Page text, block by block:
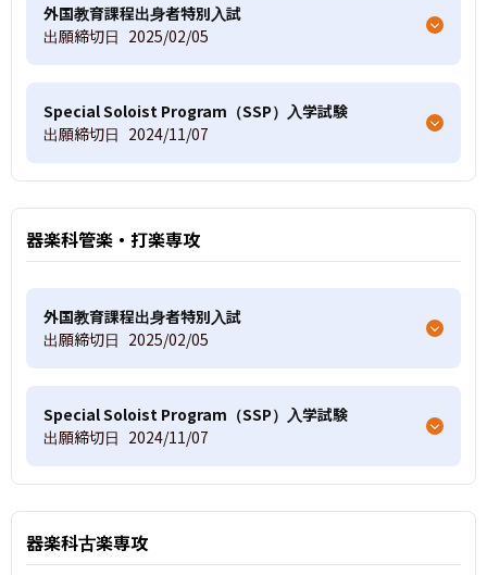
外国教育課程出身者特別入試
出願締切日 2025/02/05
Special Soloist Program（SSP）入学試験
出願締切日 2024/11/07
器楽科管楽・打楽専攻
外国教育課程出身者特別入試
出願締切日 2025/02/05
Special Soloist Program（SSP）入学試験
出願締切日 2024/11/07
器楽科古楽専攻